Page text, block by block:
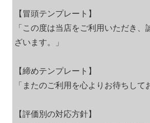
【冒頭テンプレート】
「この度は当店をご利用いただき、
ざいます。」
【締めテンプレート】
「またのご利用を心よりお待ちして
【評価別の対応方針】